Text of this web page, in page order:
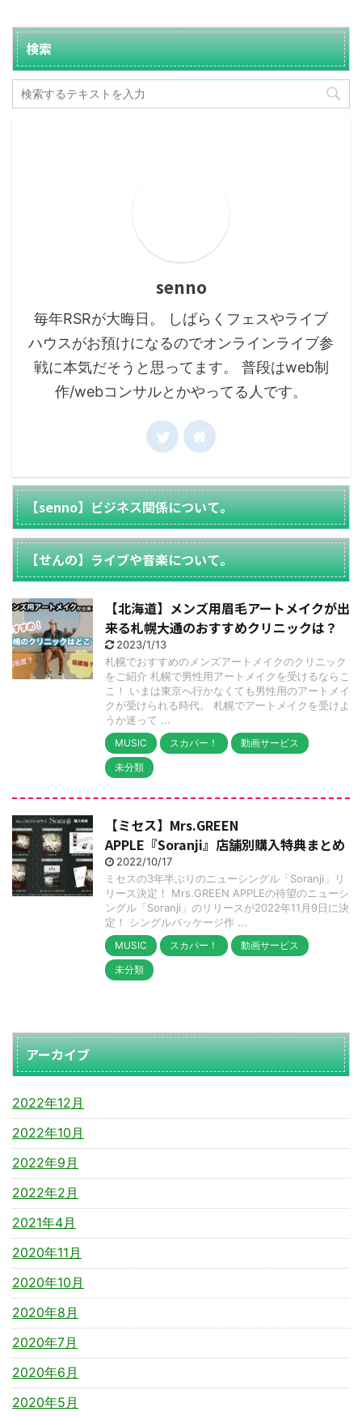
検索
senno
毎年RSRが大晦日。 しばらくフェスやライブ
ハウスがお預けになるのでオンラインライブ参
戦に本気だそうと思ってます。 普段はweb制
作/webコンサルとかやってる人です。
【senno】ビジネス関係について。
【せんの】ライブや音楽について。
【北海道】メンズ用眉毛アートメイクが出
来る札幌大通のおすすめクリニックは？
2023/1/13
札幌でおすすめのメンズアートメイクのクリニック
をご紹介 札幌で男性用アートメイクを受けるならこ
こ！ いまは東京へ行かなくても男性用のアートメイ
クが受けられる時代。 札幌でアートメイクを受けよ
うか迷って ...
MUSIC スカパー！
動画サービス
未分類
【ミセス】Mrs.GREEN
APPLE『Soranji』店舗別購入特典まとめ
2022/10/17
ミセスの3年半ぶりのニューシングル「Soranji」リ
リース決定！ Mrs.GREEN APPLEの待望のニューシ
ングル「Soranji」のリリースが2022年11月9日に決
定！ シングルパッケージ作 ...
MUSIC スカパー！
動画サービス
未分類
アーカイブ
2022年12月
2022年10月
2022年9月
2022年2月
2021年4月
2020年11月
2020年10月
2020年8月
2020年7月
2020年6月
2020年5月